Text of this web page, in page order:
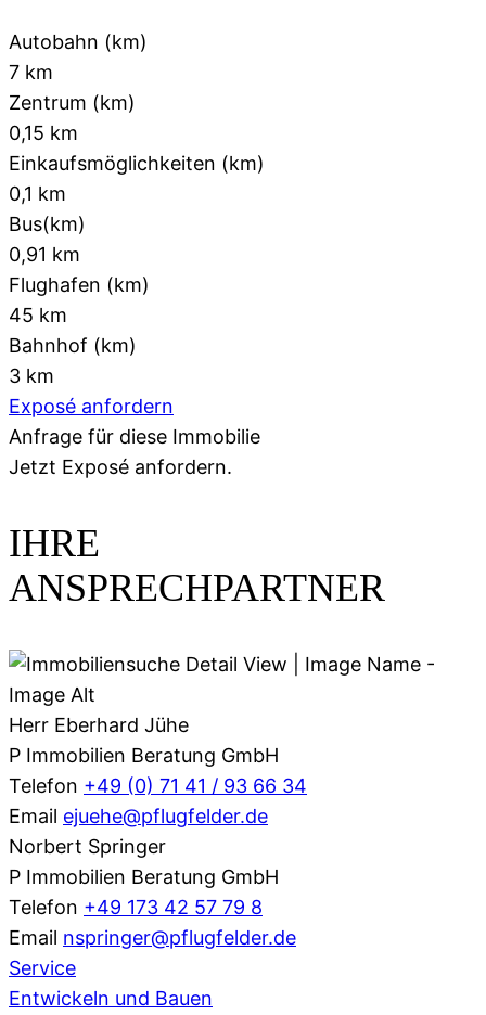
Autobahn (km)
7 km
Zentrum (km)
0,15 km
Einkaufsmöglichkeiten (km)
0,1 km
Bus(km)
0,91 km
Flughafen (km)
45 km
Bahnhof (km)
3 km
Exposé anfordern
Anfrage für diese Immobilie
Jetzt Exposé anfordern.
IHRE
ANSPRECHPARTNER
Herr Eberhard Jühe
P Immobilien Beratung GmbH
Telefon +49 (0) 71 41 / 93 66 34
Email ejuehe@pflugfelder.de
Norbert Springer
P Immobilien Beratung GmbH
Telefon +49 173 42 57 79 8
Email nspringer@pflugfelder.de
Service
Entwickeln und Bauen